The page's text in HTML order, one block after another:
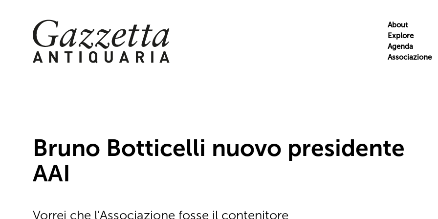
Skip
to
content
About
Explore
Agenda
Associazione
Bruno Botticelli nuovo presidente
AAI
Vorrei che l’Associazione fosse il contenitore